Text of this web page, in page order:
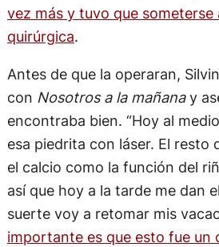
vez más y tuvo que
quirúrgica.
Antes de que la operaran,
con Nosotros a la mañanay
encontraba bien. “Hoy al
esa piedrita con láser. El resto
el calcio como la función del
así que hoy a la tarde me dan
suerte voy a retomar mis
importante es que esto fue un